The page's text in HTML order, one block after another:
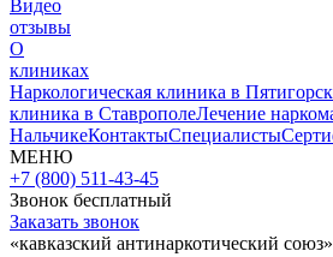
Видео
отзывы
О
клиниках
Наркологическая клиника в
клиника в СтаврополеЛечение
НальчикеКонтактыСпециалисты
МЕНЮ
+7 (800) 511-43-45
Звонок бесплатный
Заказать звонок
«кавказский антинаркотический союз»